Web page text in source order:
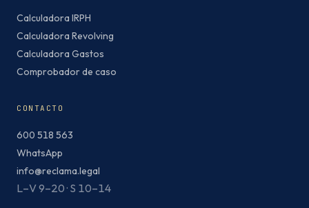
Calculadora IRPH
Calculadora Revolving
Calculadora Gastos
Comprobador de caso
CONTACTO
600 518 563
WhatsApp
info@reclama.legal
L–V 9–20 · S 10–14